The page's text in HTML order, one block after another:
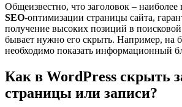
Общеизвестно, что заголовок –
SEO-оптимизации страницы сайта,
получение высоких позиций в
бывает нужно его скрыть. Например, на
необходимо показать информационный
Как в WordPress скрыть
страницы или записи?